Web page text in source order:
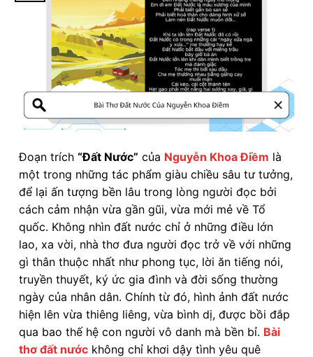
Đoạn trích “Đất Nước” của Nguyễn Khoa Điềm là
một trong những tác phẩm giàu chiều sâu tư tưởng,
để lại ấn tượng bền lâu trong lòng người đọc bởi
cách cảm nhận vừa gần gũi, vừa mới mẻ về Tổ
quốc. Không nhìn đất nước chỉ ở những điều lớn
lao, xa vời, nhà thơ đưa người đọc trở về với những
gì thân thuộc nhất như phong tục, lời ăn tiếng nói,
truyền thuyết, ký ức gia đình và đời sống thường
ngày của nhân dân. Chính từ đó, hình ảnh đất nước
hiện lên vừa thiêng liêng, vừa bình dị, được bồi đắp
qua bao thế hệ con người vô danh mà bền bỉ. Bài
thơ đất nước không chỉ khơi dậy tình yêu quê